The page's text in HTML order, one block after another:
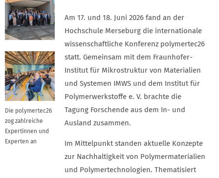
Die polymertec26
zog zahlreiche
Expertinnen und
Experten an
Am 17. und 18. Juni 2026 fand an der
Hochschule Merseburg die internationale
wissenschaftliche Konferenz polymertec26
statt. Gemeinsam mit dem Fraunhofer-
Institut für Mikrostruktur von Materialien
und Systemen IMWS und dem Institut für
Polymerwerkstoffe e. V. brachte die
Tagung Forschende aus dem In- und
Ausland zusammen.
Im Mittelpunkt standen aktuelle Konzepte
zur Nachhaltigkeit von Polymermaterialien
und Polymertechnologien. Thematisiert